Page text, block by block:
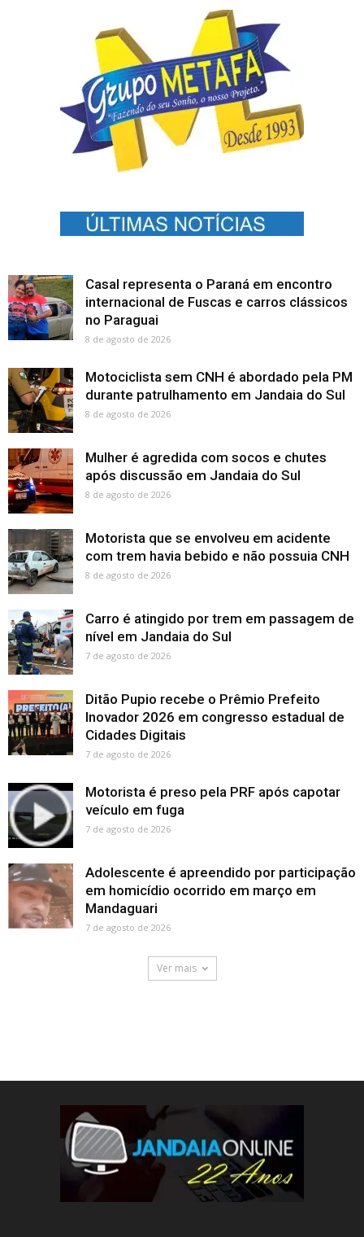
Casal representa o Paraná em encontro
internacional de Fuscas e carros clássicos
no Paraguai
8 de agosto de 2026
Motociclista sem CNH é abordado pela PM
durante patrulhamento em Jandaia do Sul
8 de agosto de 2026
Mulher é agredida com socos e chutes
após discussão em Jandaia do Sul
8 de agosto de 2026
Motorista que se envolveu em acidente
com trem havia bebido e não possuia CNH
8 de agosto de 2026
Carro é atingido por trem em passagem de
nível em Jandaia do Sul
7 de agosto de 2026
Ditão Pupio recebe o Prêmio Prefeito
Inovador 2026 em congresso estadual de
Cidades Digitais
7 de agosto de 2026
Motorista é preso pela PRF após capotar
veículo em fuga
7 de agosto de 2026
Adolescente é apreendido por participação
em homicídio ocorrido em março em
Mandaguari
7 de agosto de 2026
Ver mais